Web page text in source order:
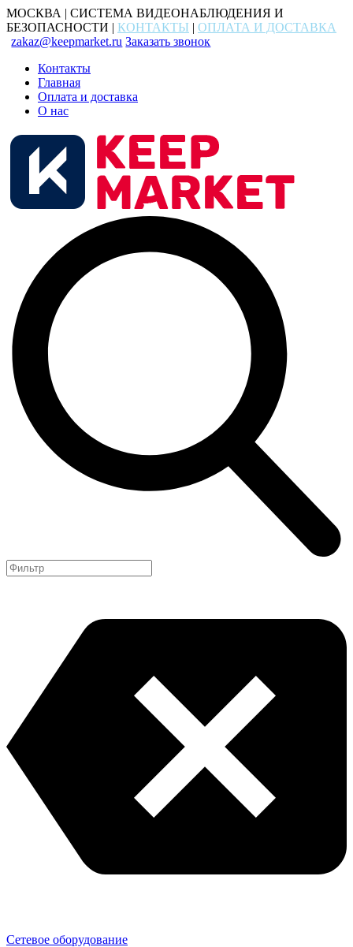
МОСКВА | СИСТЕМА ВИДЕОНАБЛЮДЕНИЯ И
БЕЗОПАСНОСТИ | КОНТАКТЫ | ОПЛАТА И ДОСТАВКА
zakaz@keepmarket.ru Заказать звонок
Контакты
Главная
Оплата и доставка
О нас
Сетевое оборудование